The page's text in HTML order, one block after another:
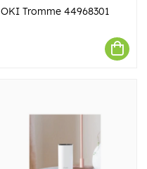
OKI Tromme 44968301